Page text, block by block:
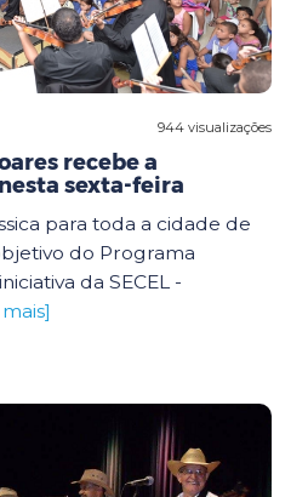
944 visualizações
recebe a
sexta-feira
para toda a cidade de
do Programa
da SECEL -